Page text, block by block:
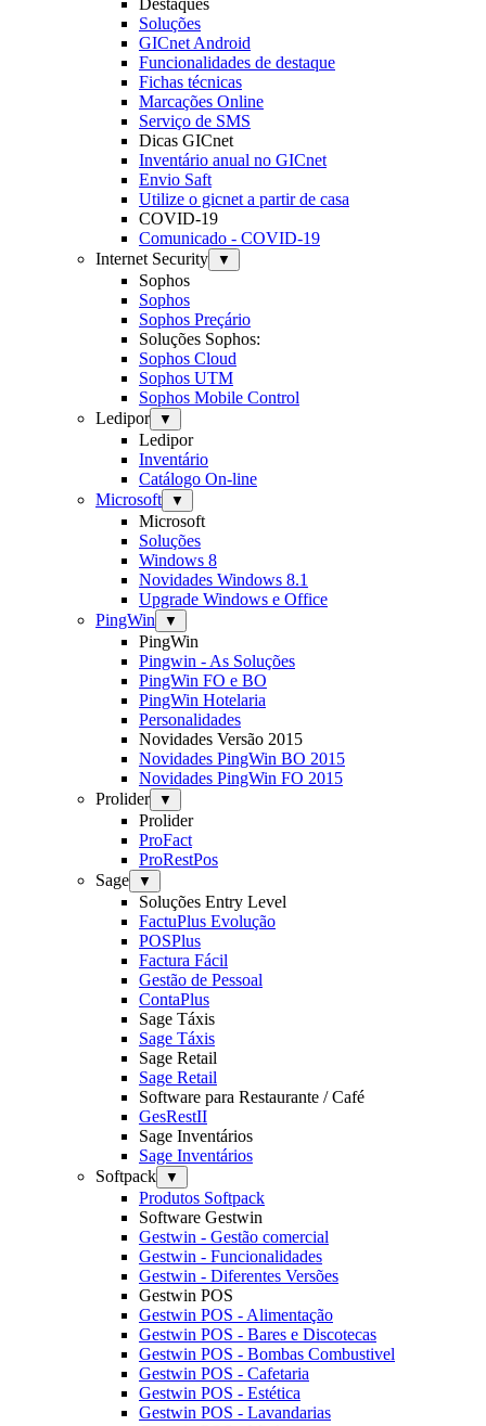
Soluções
GICnet Android
Funcionalidades de destaque
Fichas técnicas
Marcações Online
Serviço de SMS
Dicas GICnet
Inventário anual no GICnet
Envio Saft
Utilize o gicnet a partir de casa
COVID-19
Comunicado - COVID-19
Internet Security
▼
Sophos
Sophos
Sophos Preçário
Soluções Sophos:
Sophos Cloud
Sophos UTM
Sophos Mobile Control
Ledipor
▼
Ledipor
Inventário
Catálogo On-line
Microsoft
▼
Microsoft
Soluções
Windows 8
Novidades Windows 8.1
Upgrade Windows e Office
PingWin
▼
PingWin
Pingwin - As Soluções
PingWin FO e BO
PingWin Hotelaria
Personalidades
Novidades Versão 2015
Novidades PingWin BO 2015
Novidades PingWin FO 2015
Prolider
▼
Prolider
ProFact
ProRestPos
Sage
▼
Soluções Entry Level
FactuPlus Evolução
POSPlus
Factura Fácil
Gestão de Pessoal
ContaPlus
Sage Táxis
Sage Táxis
Sage Retail
Sage Retail
Software para Restaurante / Café
GesRestII
Sage Inventários
Sage Inventários
Softpack
▼
Produtos Softpack
Software Gestwin
Gestwin - Gestão comercial
Gestwin - Funcionalidades
Gestwin - Diferentes Versões
Gestwin POS
Gestwin POS - Alimentação
Gestwin POS - Bares e Discotecas
Gestwin POS - Bombas Combustivel
Gestwin POS - Cafetaria
Gestwin POS - Estética
Gestwin POS - Lavandarias